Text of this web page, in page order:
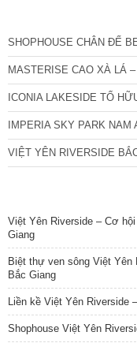
SHOPHOUSE CHÂN ĐẾ
MASTERISE CAO XÀ LÁ
ICONIA LAKESIDE TỐ
IMPERIA SKY PARK NAM
VIỆT YÊN RIVERSIDE
Việt Yên Riverside – Cơ
Giang
Biệt thự ven sông Việt
Bắc Giang
Liền kề Việt Yên Riverside
Shophouse Việt Yên